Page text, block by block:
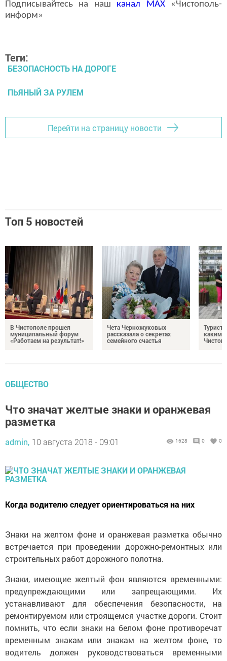
Подписывайтесь на наш канал MAX«Чистополь-
информ»
Теги:
БЕЗОПАСНОСТЬ НА ДОРОГЕ
ПЬЯНЫЙ ЗА РУЛЕМ
Перейти на страницу новости
Топ 5 новостей
В Чистополе прошел
муниципальный форум
«Работаем на результат!»
Чета Черножуковых
рассказала о секретах
семейного счастья
каким
ОБЩЕСТВО
Что значат желтые знаки и оранжевая
разметка
admin, 10 августа 2018 - 09:01 1628 0 0
Когда водителю следует ориентироваться на них
Знаки на желтом фоне и оранжевая разметка обычно
встречается при проведении дорожно-ремонтных или
строительных работ дорожного полотна.
Знаки, имеющие желтый фон являются временными:
предупреждающими или запрещающими. Их
устанавливают для обеспечения безопасности, на
ремонтируемом или строящемся участке дороги. Стоит
помнить, что если знаки на белом фоне противоречат
временным знакам или знакам на желтом фоне, то
водитель должен руководствоваться временными